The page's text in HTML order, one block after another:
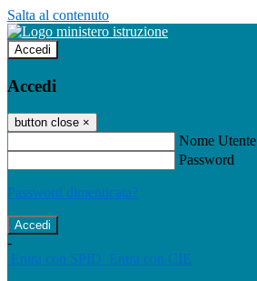
Salta al contenuto
Accedi
Accedi
button close ×
Nome Utente
Password
Password dimenticata?
-
Entra con SPID Entra con CIE